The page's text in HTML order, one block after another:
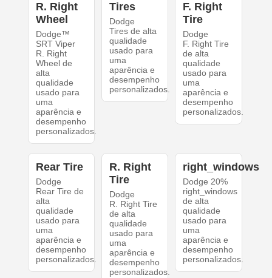
R. Right
Wheel
Dodge™
SRT Viper
R. Right
Wheel de
alta
qualidade
usado para
uma
aparência e
desempenho
personalizados.
Tires
Dodge
Tires de alta
qualidade
usado para
uma
aparência e
desempenho
personalizados.
F. Right
Tire
Dodge
F. Right Tire
de alta
qualidade
usado para
uma
aparência e
desempenho
personalizados.
Rear Tire
Dodge
Rear Tire de
alta
qualidade
usado para
uma
aparência e
desempenho
personalizados.
R. Right
Tire
Dodge
R. Right Tire
de alta
qualidade
usado para
uma
aparência e
desempenho
personalizados.
right_windows
Dodge 20%
right_windows
de alta
qualidade
usado para
uma
aparência e
desempenho
personalizados.